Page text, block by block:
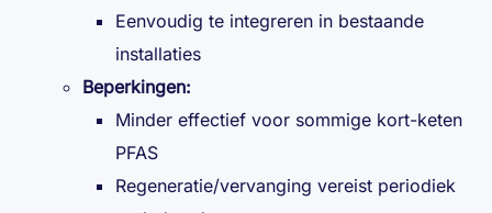
Eenvoudig te integreren in bestaande
installaties
Beperkingen:
Minder effectief voor sommige kort-keten
PFAS
Regeneratie/vervanging vereist periodiek